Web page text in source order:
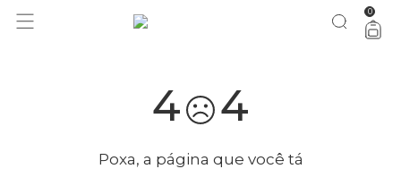
0
4 4
Poxa, a página que você tá